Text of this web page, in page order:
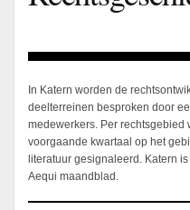
In Katern worden de
deelterreinen besproken door
medewerkers. Per
voorgaande kwartaal op het
literatuur gesignaleerd. Katern
Aequi maandblad.